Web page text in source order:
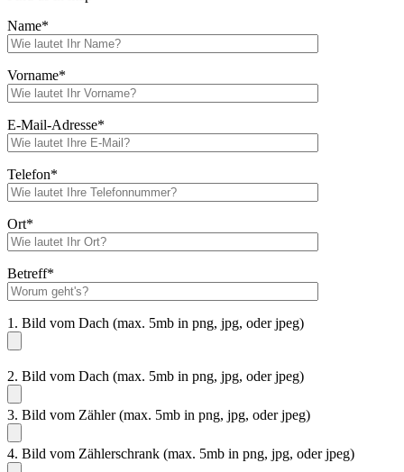
Name*
Vorname*
E-Mail-Adresse*
Telefon*
Ort*
Betreff*
1. Bild vom Dach (max. 5mb in png, jpg, oder jpeg)
2. Bild vom Dach (max. 5mb in png, jpg, oder jpeg)
3. Bild vom Zähler (max. 5mb in png, jpg, oder jpeg)
4. Bild vom Zählerschrank (max. 5mb in png, jpg, oder jpeg)